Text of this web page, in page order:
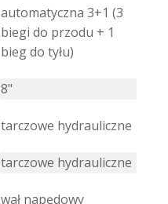
automatyczna 3+1 (3
biegi do przodu + 1
bieg do tyłu)
8"
tarczowe hydrauliczne
tarczowe hydrauliczne
wał napędowy